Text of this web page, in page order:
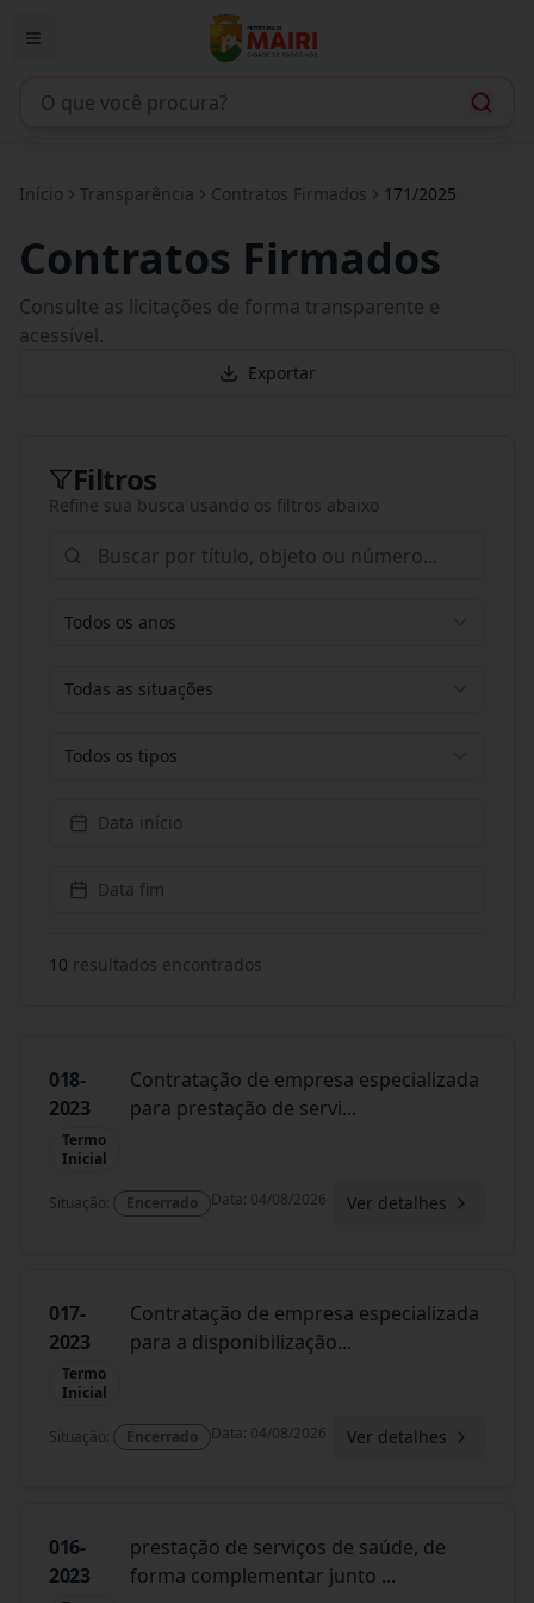
Início Transparência Contratos Firmados 171/2025
Contratos Firmados
Consulte as licitações de forma transparente e
acessível.
Exportar
Filtros
Refine sua busca usando os filtros abaixo
Todos os anos
Todas as situações
Todos os tipos
Data início
Data fim
10 resultados encontrados
018-
2023
Termo
Inicial
Contratação de empresa especializada
para prestação de servi...
Situação: Encerrado Data: 04/08/2026 Ver detalhes
017-
2023
Termo
Inicial
Contratação de empresa especializada
para a disponibilização...
Situação: Encerrado Data: 04/08/2026 Ver detalhes
016-
2023
prestação de serviços de saúde, de
forma complementar junto ...